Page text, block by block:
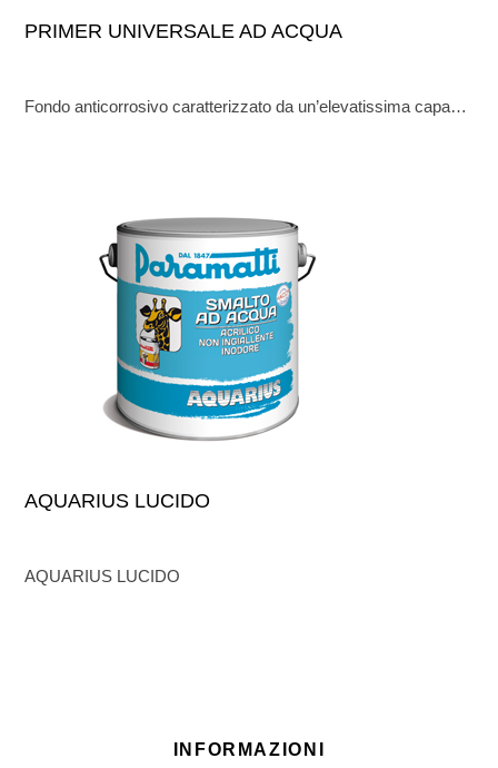
PRIMER UNIVERSALE AD ACQUA
Fondo anticorrosivo caratterizzato da un’elevatissima capacità di aggrappaggio. Si raccomanda come mano di fondo
AQUARIUS LUCIDO
AQUARIUS LUCIDO
INFORMAZIONI